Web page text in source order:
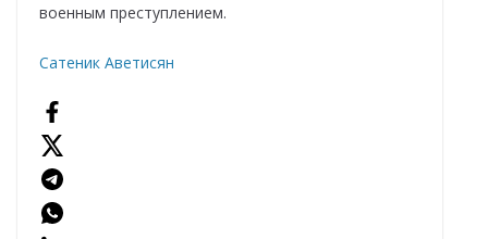
военным преступлением.
Сатеник Аветисян